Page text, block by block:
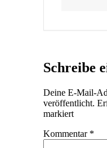
Schreibe
Deine E-Mail-
veröffentlicht.
markiert
Kommentar *